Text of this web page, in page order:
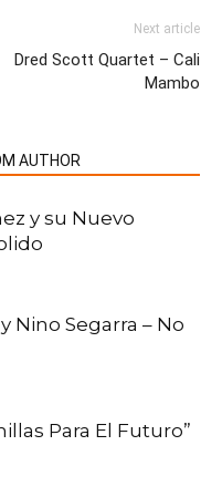
Next article
Dred Scott Quartet – Cali
Mambo
AUTHOR
y su Nuevo
Nino Segarra – No
Para El Futuro”